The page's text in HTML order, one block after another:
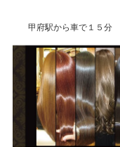
甲府駅から車で１５分